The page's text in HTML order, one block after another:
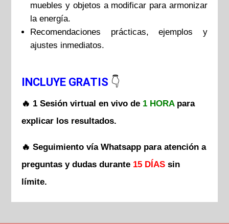
muebles y objetos a modificar para armonizar
la energía.
Recomendaciones prácticas, ejemplos y
ajustes inmediatos.
INCLUYE GRATIS 👇
🔥 1 Sesión virtual en vivo de 1 HORApara
explicar los resultados.
🔥 Seguimiento vía Whatsapp para atención a
preguntas y dudas durante 15 DÍAS sin
límite.